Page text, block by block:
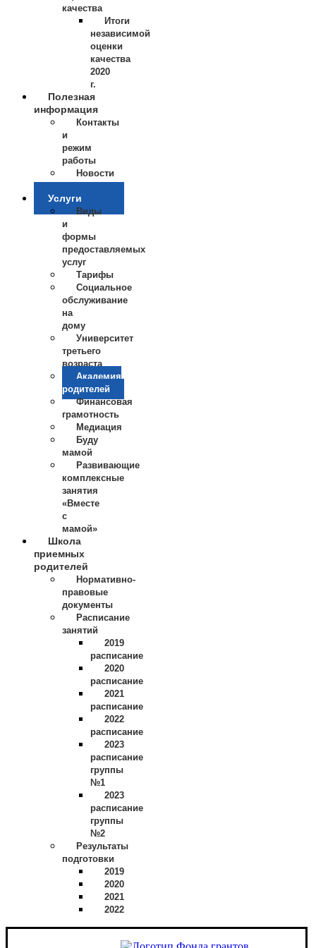
качества
Итоги
независимой
оценки
качества
2020
г.
Полезная
информация
Контакты
и
режим
работы
Новости
Отзывы
Услуги
Виды
и
формы
предоставляемых
услуг
Тарифы
Социальное
обслуживание
на
дому
Университет
третьего
возраста
Академия
родителей
Финансовая
грамотность
Медиация
Буду
мамой
Развивающие
комплексные
занятия
«Вместе
с
мамой»
Школа
приемных
родителей
Нормативно-
правовые
документы
Расписание
занятий
2019
расписание
2020
расписание
2021
расписание
2022
расписание
2023
расписание
группы
№1
2023
расписание
группы
№2
Результаты
подготовки
2019
2020
2021
2022